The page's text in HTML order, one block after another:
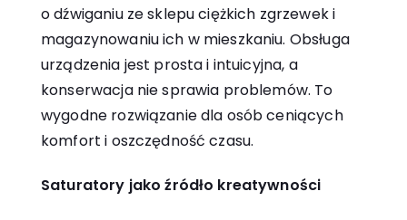
o dźwiganiu ze sklepu ciężkich zgrzewek i
magazynowaniu ich w mieszkaniu. Obsługa
urządzenia jest prosta i intuicyjna, a
konserwacja nie sprawia problemów. To
wygodne rozwiązanie dla osób ceniących
komfort i oszczędność czasu.
Saturatory jako źródło kreatywności